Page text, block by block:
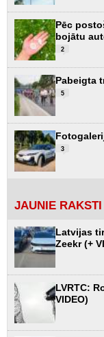
Pēc
bojātu
2
Pabeigta
5
3
JAUNIE RAKSTI
Latvijas
Zeekr (+
LVRTC:
VIDEO)